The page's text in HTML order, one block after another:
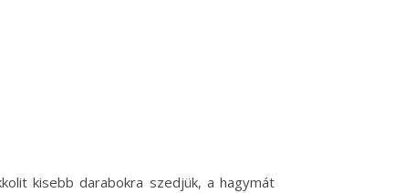
kisebb darabokra szedjük, a hagymát